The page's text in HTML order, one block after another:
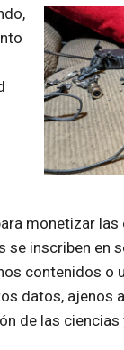
monetizar
inscriben en
contenidos o
datos, ajenos
de las